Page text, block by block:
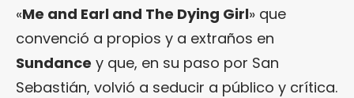
«Me and Earl and The Dying Girl» que
convenció a propios y a extraños en
Sundance y que, en su paso por San
Sebastián, volvió a seducir a público y crítica.